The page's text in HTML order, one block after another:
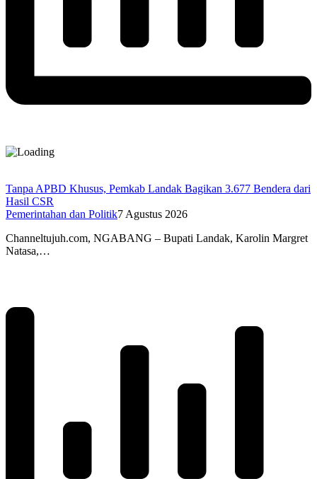
Tanpa APBD Khusus, Pemkab Landak Bagikan 3.677 Bendera dari
Hasil CSR
Pemerintahan dan Politik7 Agustus 2026
Channeltujuh.com, NGABANG – Bupati Landak, Karolin Margret
Natasa,…